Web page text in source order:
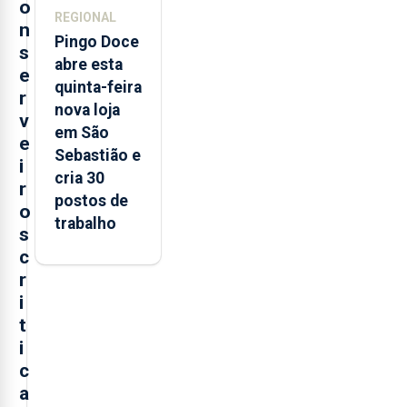
o
n
s
e
r
v
e
i
r
o
s
c
r
i
t
i
c
a
REGIONAL
Pingo Doce
abre esta
quinta-feira
nova loja
em São
Sebastião e
cria 30
postos de
trabalho